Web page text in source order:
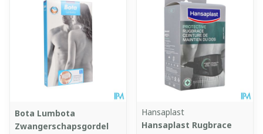
Bota Lumbota
Zwangerschapsgordel
Hansaplast
Hansaplast Rugbrace